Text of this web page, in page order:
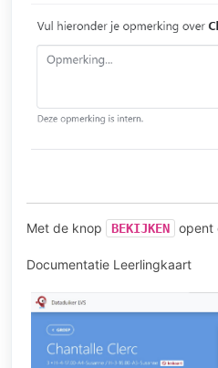
Met de knop BEKIJKEN opent
Documentatie Leerlingkaart